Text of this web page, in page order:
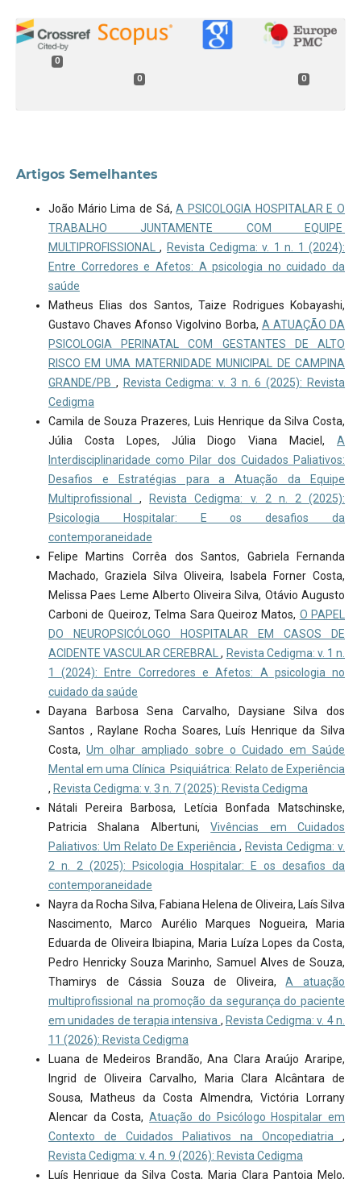
0
0
0
Artigos Semelhantes
João Mário Lima de Sá,A PSICOLOGIA HOSPITALAR E O
TRABALHO JUNTAMENTE COM EQUIPE
MULTIPROFISSIONAL, Revista Cedigma: v. 1 n. 1 (2024):
Entre Corredores e Afetos: A psicologia no cuidado da
saúde
Matheus Elias dos Santos, Taize Rodrigues Kobayashi,
Gustavo Chaves Afonso Vigolvino Borba, A ATUAÇÃO DA
PSICOLOGIA PERINATAL COM GESTANTES DE ALTO
RISCO EM UMA MATERNIDADE MUNICIPAL DE CAMPINA
GRANDE/PB , Revista Cedigma: v. 3 n. 6 (2025): Revista
Cedigma
Camila de Souza Prazeres, Luis Henrique da Silva Costa,
Júlia Costa Lopes, Júlia Diogo Viana Maciel,A
Interdisciplinaridade como Pilar dos Cuidados Paliativos:
Desafios e Estratégias para a Atuação da Equipe
Multiprofissional,
Revista Cedigma: v. 2 n. 2 (2025):
Psicologia Hospitalar: E os desafios da
contemporaneidade
Felipe Martins Corrêa dos Santos, Gabriela Fernanda
Machado, Graziela Silva Oliveira, Isabela Forner Costa,
Melissa Paes Leme Alberto Oliveira Silva, Otávio Augusto
Carboni de Queiroz, Telma Sara Queiroz Matos, O PAPEL
DO NEUROPSICÓLOGO HOSPITALAR EM CASOS DE
ACIDENTE VASCULAR CEREBRAL, Revista Cedigma: v. 1 n.
1 (2024): Entre Corredores e Afetos: A psicologia no
cuidado da saúde
Dayana Barbosa Sena Carvalho, Daysiane Silva dos
Santos , Raylane Rocha Soares, Luís Henrique da Silva
Costa,Um olhar ampliado sobre o Cuidado em Saúde
Mental em uma Clínica Psiquiátrica: Relato de Experiência
, Revista Cedigma: v. 3 n. 7 (2025): Revista Cedigma
Nátali Pereira Barbosa, Letícia Bonfada Matschinske,
Patricia Shalana Albertuni,Vivências em Cuidados
Paliativos: Um Relato De Experiência, Revista Cedigma: v.
2 n. 2 (2025): Psicologia Hospitalar: E os desafios da
contemporaneidade
Nayra da Rocha Silva, Fabiana Helena de Oliveira, Laís Silva
Nascimento, Marco Aurélio Marques Nogueira, Maria
Eduarda de Oliveira Ibiapina, Maria Luíza Lopes da Costa,
Pedro Henricky Souza Marinho, Samuel Alves de Souza,
Thamirys de Cássia Souza de Oliveira,A atuação
multiprofissional na promoção da segurança do paciente
em unidades de terapia intensiva , Revista Cedigma: v. 4 n.
11 (2026): Revista Cedigma
Luana de Medeiros Brandão, Ana Clara Araújo Araripe,
Ingrid de Oliveira Carvalho, Maria Clara Alcântara de
Sousa, Matheus da Costa Almendra, Victória Lorrany
Alencar da Costa,Atuação do Psicólogo Hospitalar em
Contexto de Cuidados Paliativos na Oncopediatria,
Revista Cedigma: v. 4 n. 9 (2026): Revista Cedigma
Luís Henrique da Silva Costa, Maria Clara Pantoja Melo,